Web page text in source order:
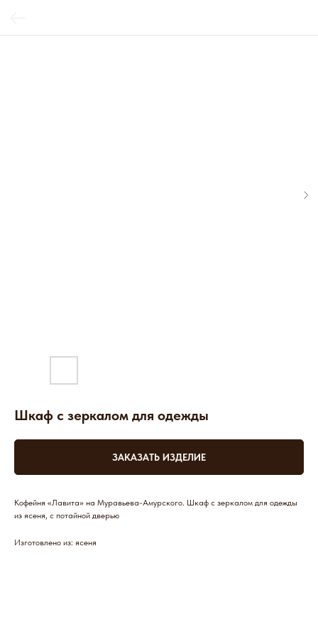
Шкаф с зеркалом для одежды
ЗАКАЗАТЬ ИЗДЕЛИЕ
Кофейня «Лавита» на Муравьева-Амурского. Шкаф с зеркалом для одежды
из ясеня, с потайной дверью
Изготовлено из: ясеня